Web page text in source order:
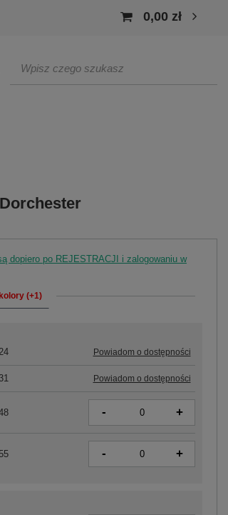
0,00 zł
dopiero po REJESTRACJI i zalogowaniu w
(+1)
Powiadom o dostępności
Powiadom o dostępności
- +
- +